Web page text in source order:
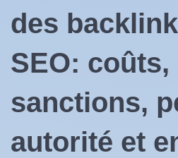
des
SEO: coûts,
sanctions,
autorité et